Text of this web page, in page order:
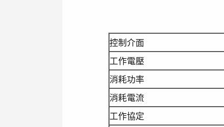
控制介面
工作電壓
消耗功率
消耗電流
工作協定